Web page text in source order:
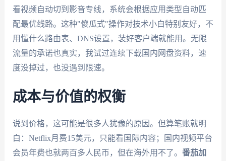
看视频自动切到影音专线，系统会根据应用类型自动匹
配最优线路。这种"傻瓜式"操作对技术小白特别友好，不
用懂什么路由表、DNS设置，装好客户端就能用。无限
流量的承诺也真实，我试过连续下载国内网盘资料，速
度没掉过，也没遇到限速。
成本与价值的权衡
说到价格，这可能是很多人犹豫的原因。但算笔账就明
白：Netflix月费15美元，只能看国际内容；国内视频平台
会员年费也就两百多人民币，但在海外用不了。 番茄加